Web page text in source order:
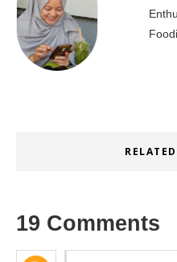
19 Comments